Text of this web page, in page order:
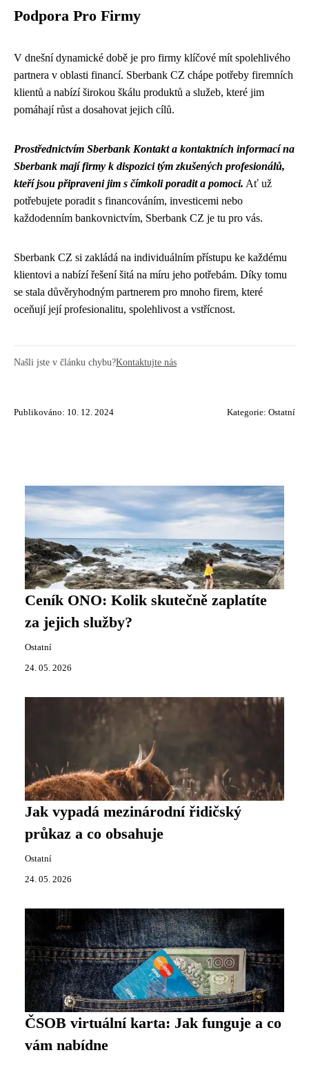
Podpora Pro Firmy
V dnešní dynamické době je pro firmy klíčové mít spolehlivého
partnera v oblasti financí. Sberbank CZ chápe potřeby firemních
klientů a nabízí širokou škálu produktů a služeb, které jim
pomáhají růst a dosahovat jejich cílů.
Prostřednictvím Sberbank Kontakt a kontaktních informací na
Sberbank mají firmy k dispozici tým zkušených profesionálů,
kteří jsou připraveni jim s čímkoli poradit a pomoci. Ať už
potřebujete poradit s financováním, investicemi nebo
každodenním bankovnictvím, Sberbank CZ je tu pro vás.
Sberbank CZ si zakládá na individuálním přístupu ke každému
klientovi a nabízí řešení šitá na míru jeho potřebám. Díky tomu
se stala důvěryhodným partnerem pro mnoho firem, které
oceňují její profesionalitu, spolehlivost a vstřícnost.
Našli jste v článku chybu?Kontaktujte nás
Publikováno: 10. 12. 2024 Kategorie: Ostatní
Ceník ONO: Kolik skutečně zaplatíte
za jejich služby?
Ostatní
24. 05. 2026
Jak vypadá mezinárodní řidičský
průkaz a co obsahuje
Ostatní
24. 05. 2026
ČSOB virtuální karta: Jak funguje a co
vám nabídne